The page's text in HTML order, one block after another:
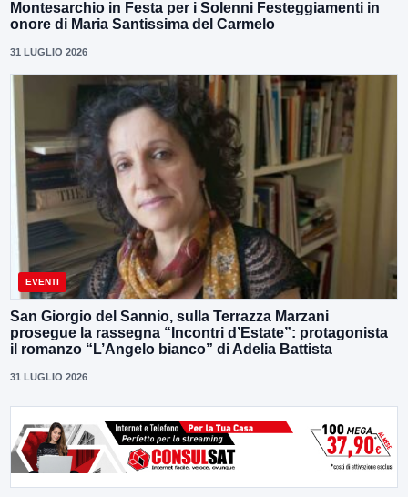
Montesarchio in Festa per i Solenni Festeggiamenti in
onore di Maria Santissima del Carmelo
31 LUGLIO 2026
EVENTI
San Giorgio del Sannio, sulla Terrazza Marzani
prosegue la rassegna “Incontri d’Estate”: protagonista
il romanzo “L’Angelo bianco” di Adelia Battista
31 LUGLIO 2026